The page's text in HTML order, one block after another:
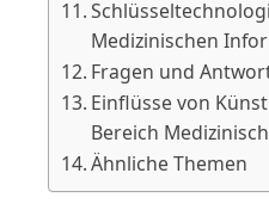
Medizinischen
Fragen und
Einflüsse von
Bereich
Ähnliche Themen